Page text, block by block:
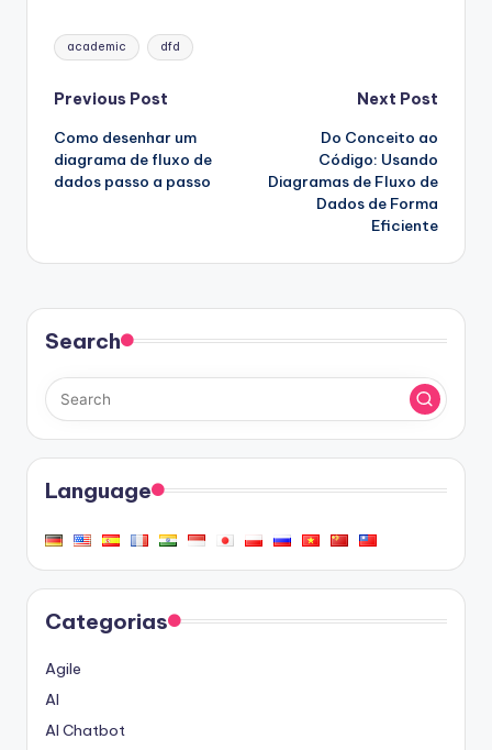
Tags:
academic dfd
Post
navigation
Previous Post
Como desenhar um
diagrama de fluxo de
dados passo a passo
Next Post
Do Conceito ao
Código: Usando
Diagramas de Fluxo de
Dados de Forma
Eficiente
Search
Language
Categorias
Agile
AI
AI Chatbot